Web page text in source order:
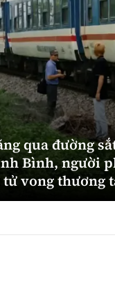
qua đường
Bình, người
vong thương